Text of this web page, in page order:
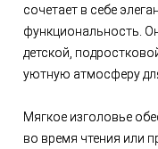
сочетает в себе
функциональность.
детской,
уютную атмосферу
Мягкое изголовье
во время чтения или